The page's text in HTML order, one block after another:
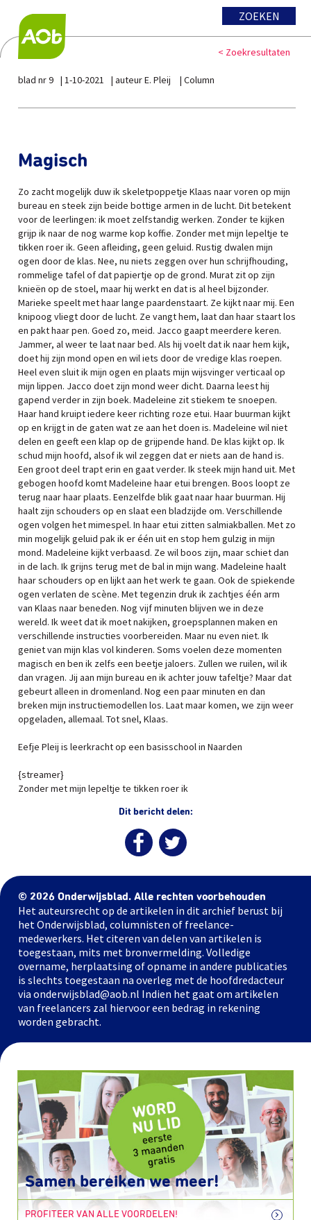
ZOEKEN
< Zoekresultaten
blad nr 9 1-10-2021 auteur E. Pleij Column
Magisch
Zo zacht mogelijk duw ik skeletpoppetje Klaas naar voren op mijn
bureau en steek zijn beide bottige armen in de lucht. Dit betekent
voor de leerlingen: ik moet zelfstandig werken. Zonder te kijken
grijp ik naar de nog warme kop koffie. Zonder met mijn lepeltje te
tikken roer ik. Geen afleiding, geen geluid. Rustig dwalen mijn
ogen door de klas. Nee, nu niets zeggen over hun schrijfhouding,
rommelige tafel of dat papiertje op de grond. Murat zit op zijn
knieën op de stoel, maar hij werkt en dat is al heel bijzonder.
Marieke speelt met haar lange paardenstaart. Ze kijkt naar mij. Een
knipoog vliegt door de lucht. Ze vangt hem, laat dan haar staart los
en pakt haar pen. Goed zo, meid. Jacco gaapt meerdere keren.
Jammer, al weer te laat naar bed. Als hij voelt dat ik naar hem kijk,
doet hij zijn mond open en wil iets door de vredige klas roepen.
Heel even sluit ik mijn ogen en plaats mijn wijsvinger verticaal op
mijn lippen. Jacco doet zijn mond weer dicht. Daarna leest hij
gapend verder in zijn boek. Madeleine zit stiekem te snoepen.
Haar hand kruipt iedere keer richting roze etui. Haar buurman kijkt
op en krijgt in de gaten wat ze aan het doen is. Madeleine wil niet
delen en geeft een klap op de grijpende hand. De klas kijkt op. Ik
schud mijn hoofd, alsof ik wil zeggen dat er niets aan de hand is.
Een groot deel trapt erin en gaat verder. Ik steek mijn hand uit. Met
gebogen hoofd komt Madeleine haar etui brengen. Boos loopt ze
terug naar haar plaats. Eenzelfde blik gaat naar haar buurman. Hij
haalt zijn schouders op en slaat een bladzijde om. Verschillende
ogen volgen het mimespel. In haar etui zitten salmiakballen. Met zo
min mogelijk geluid pak ik er één uit en stop hem gulzig in mijn
mond. Madeleine kijkt verbaasd. Ze wil boos zijn, maar schiet dan
in de lach. Ik grijns terug met de bal in mijn wang. Madeleine haalt
haar schouders op en lijkt aan het werk te gaan. Ook de spiekende
ogen verlaten de scène. Met tegenzin druk ik zachtjes één arm
van Klaas naar beneden. Nog vijf minuten blijven we in deze
wereld. Ik weet dat ik moet nakijken, groepsplannen maken en
verschillende instructies voorbereiden. Maar nu even niet. Ik
geniet van mijn klas vol kinderen. Soms voelen deze momenten
magisch en ben ik zelfs een beetje jaloers. Zullen we ruilen, wil ik
dan vragen. Jij aan mijn bureau en ik achter jouw tafeltje? Maar dat
gebeurt alleen in dromenland. Nog een paar minuten en dan
breken mijn instructiemodellen los. Laat maar komen, we zijn weer
opgeladen, allemaal. Tot snel, Klaas.
Eefje Pleij is leerkracht op een basisschool in Naarden
{streamer}
Zonder met mijn lepeltje te tikken roer ik
Dit bericht delen:
© 2026 Onderwijsblad. Alle rechten voorbehouden
Het auteursrecht op de artikelen in dit archief berust bij
het Onderwijsblad, columnisten of freelance-
medewerkers. Het citeren van delen van artikelen is
toegestaan, mits met bronvermelding. Volledige
overname, herplaatsing of opname in andere publicaties
is slechts toegestaan na overleg met de hoofdredacteur
via onderwijsblad@aob.nl Indien het gaat om artikelen
van freelancers zal hiervoor een bedrag in rekening
worden gebracht.
Samen bereiken we meer!
PROFITEER VAN ALLE VOORDELEN!